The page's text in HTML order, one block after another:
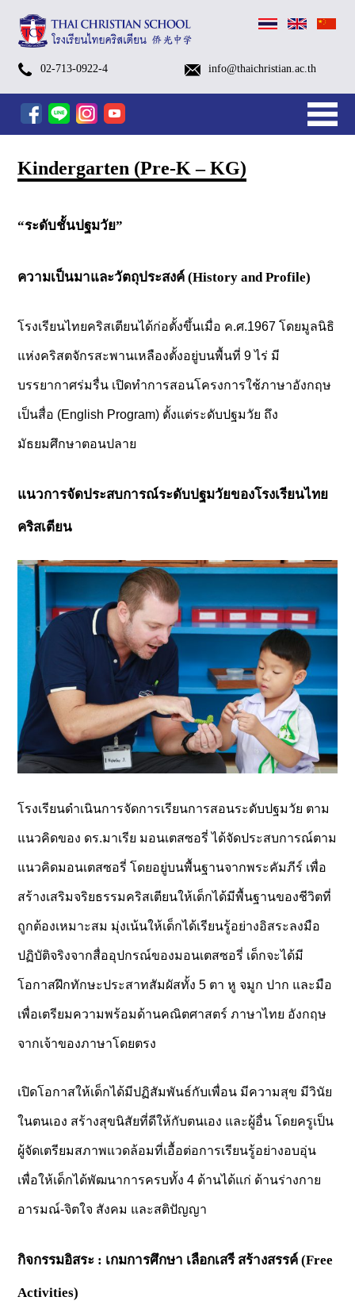
02-713-0922-4 info@thaichristian.ac.th
ค่าย
ความ
พร้อม
(Prep
Camp)
G.1-
Summer
Camp
2026
Kindergarten
Camp
2026
Open
ระดับ
ประถม
ศึกษา
Open
ปฐมวัย
รอบ
พิเศษ
TCS
House
2025
–
ครั้ง
ที่
TCS
Camp
2025(Grade
1
–
6)
TCS
Camp
2025
(Pre-
K
–
อบรม
ปฏิบัติ
การ
AI
Tools
สำหรับ
ยุค
ใหม่
School
Academic
Year
2026
ชำระ
เทอม
ผ่าน
Mobile
Banking
ตัวอย่าง
นักเรียน
Payment
Program
Kindergarten
K
–
KG)
Primary
(G.1
–
G.6)
Secondary
(G.7
–
G.12)
School,
Teams
After
Programs
FORM
[1/2026]
Kindergarten
School
[1/2026]
After
Programs
[1/2026]
Edutainment
[1/2026]
Small
(Eng.
&
Chi.)
[1/2026]
TCS
[1/2026]
TCS
[1/2026]
&
School
Service
Swimming
Library
School
Brochures
Admissions
Visa
Foreign
Students
&
Alumni
EP18
TCS
ฝ่าย
เสริม
จริยธรรม
คริสเตียน
Contact
ประวัติ
อัต
และ
วิสัย
ทัศน์
โครงสร้าง
งาน
TCSS
Christian
Sapanluang
School)
Sapan
Church
Kindergarten (Pre-K – KG)
“ระดับชั้นปฐมวัย”
ความเป็นมาและวัตถุประสงค์ (History and Profile)
โรงเรียนไทยคริสเตียนได้ก่อตั้งขึ้นเมื่อ ค.ศ.1967 โดยมูลนิธิ
แห่งคริสตจักรสะพานเหลืองตั้งอยู่บนพื้นที่ 9 ไร่ มี
บรรยากาศร่มรื่น เปิดทำการสอนโครงการใช้ภาษาอังกฤษ
เป็นสื่อ (English Program) ตั้งแต่ระดับปฐมวัย ถึง
มัธยมศึกษาตอนปลาย
แนวการจัดประสบการณ์ระดับปฐมวัยของโรงเรียนไทย
คริสเตียน
โรงเรียนดำเนินการจัดการเรียนการสอนระดับปฐมวัย ตาม
แนวคิดของ ดร.มาเรีย มอนเตสซอรี่ ได้จัดประสบการณ์ตาม
แนวคิดมอนเตสซอรี่ โดยอยู่บนพื้นฐานจากพระคัมภีร์ เพื่อ
สร้างเสริมจริยธรรมคริสเตียนให้เด็กได้มีพื้นฐานของชีวิตที่
ถูกต้องเหมาะสม มุ่งเน้นให้เด็กได้เรียนรู้อย่างอิสระลงมือ
ปฏิบัติจริงจากสื่ออุปกรณ์ของมอนเตสซอรี่ เด็กจะได้มี
โอกาสฝึกทักษะประสาทสัมผัสทั้ง 5 ตา หู จมูก ปาก และมือ
เพื่อเตรียมความพร้อมด้านคณิตศาสตร์ ภาษาไทย อังกฤษ
จากเจ้าของภาษาโดยตรง
เปิดโอกาสให้เด็กได้มีปฏิสัมพันธ์กับเพื่อน มีความสุข มีวินัย
ในตนเอง สร้างสุขนิสัยที่ดีให้กับตนเอง และผู้อื่น โดยครูเป็น
ผู้จัดเตรียมสภาพแวดล้อมที่เอื้อต่อการเรียนรู้อย่างอบอุ่น
เพื่อให้เด็กได้พัฒนาการครบทั้ง 4 ด้านได้แก่ ด้านร่างกาย
อารมณ์-จิตใจ สังคม และสติปัญญา
กิจกรรมอิสระ : เกมการศึกษา เลือกเสรี สร้างสรรค์ (Free
Activities)